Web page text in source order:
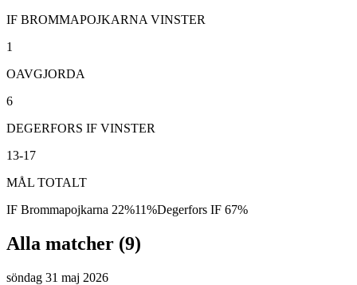
IF BROMMAPOJKARNA VINSTER
1
OAVGJORDA
6
DEGERFORS IF VINSTER
13-17
MÅL TOTALT
IF Brommapojkarna 22%11%Degerfors IF 67%
Alla matcher (9)
söndag 31 maj 2026